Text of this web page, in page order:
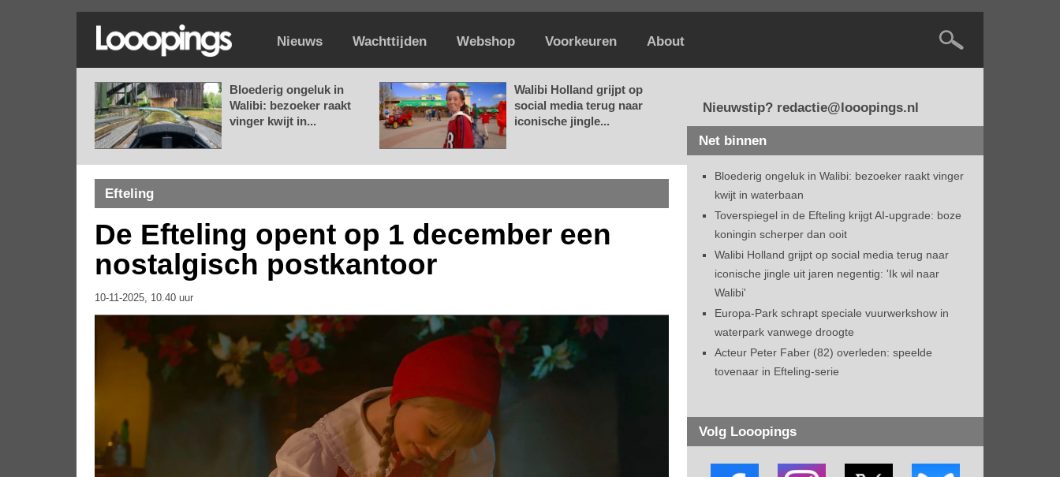
Nieuws Wachttijden Webshop Voorkeuren About
Bloederig ongeluk in
Walibi: bezoeker raakt
vinger kwijt in...
Walibi Holland grijpt op
social media terug naar
iconische jingle...
Efteling
De Efteling opent op 1 december een
nostalgisch postkantoor
10-11-2025, 10.40 uur
Nieuwstip? redactie@looopings.nl
Net binnen
Bloederig ongeluk in Walibi: bezoeker raakt vinger
kwijt in waterbaan
Toverspiegel in de Efteling krijgt AI-upgrade: boze
koningin scherper dan ooit
Walibi Holland grijpt op social media terug naar
iconische jingle uit jaren negentig: 'Ik wil naar
Walibi'
Europa-Park schrapt speciale vuurwerkshow in
waterpark vanwege droogte
Acteur Peter Faber (82) overleden: speelde
tovenaar in Efteling-serie
Volg Looopings